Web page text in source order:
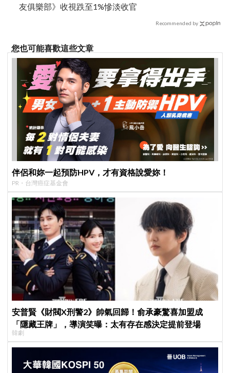
友俱樂部》收視跌至1%慘淡收官
Recommended by
您也可能喜歡這些文章
伴侶和妳一起預防HPV，才有資格說愛妳！
PR・台灣癌症基金會
安普賢《財閥X刑警2》帥氣回歸！俞承豪驚喜加盟成
「隱藏王牌」，導演笑曝：太有存在感決定提前登場
韓劇